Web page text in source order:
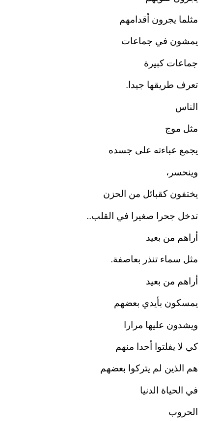
مثلما يجرون أقدامهم
يمشون في جماعات
جماعات كبيرة
تعرف طريقها جيدا.
الناس
مثل موج
يجمع عباءته على جسده
وينحسر،
يختفون كقبائل من الحزن
تدخل جحرا صغيرا في القلب..
أراهم من بعيد
مثل سماء تنذر بعاصفة.
أراهم من بعيد
يمسكون بأيدي بعضهم
ويشدون عليها مرارا
كي لا يفلتوا أحدا منهم
هم الذين لم يتركوا بعضهم
في الحياة الدنيا
الحروب